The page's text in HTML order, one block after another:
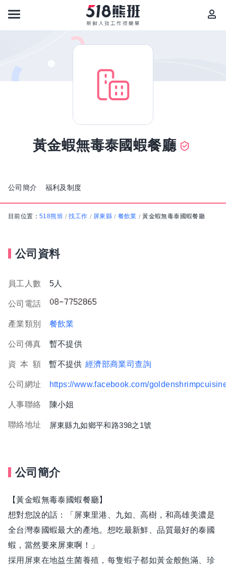
黃金蝦無毒泰國蝦餐廳
公司簡介 福利及制度
目前位置： 518熊班 / 找工作 / 屏東縣 / 餐飲業 / 黃金蝦無毒泰國蝦餐廳
公司資料
員工人數 5人
公司電話
產業類別 餐飲業
公司傳真 暫不提供
資 本 額 暫不提供 經濟部商業司查詢
公司網址 https://www.facebook.com/
人事聯絡 陳小姐
聯絡地址 屏東縣九如鄉平和路398之1號
公司簡介
【黃金蝦無毒泰國蝦餐廳】
想對您說的話：「屏東里港、九如、高樹，和高雄美濃是
全台灣泰國蝦最大的產地。想吃最新鮮、品質最好的泰國
蝦，當然要來屏東啊！」
採用屏東在地益生菌養殖，每隻蝦子都如黃金般飽滿、珍